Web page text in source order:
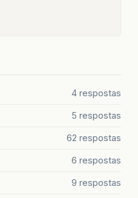
4 respostas
5 respostas
62 respostas
6 respostas
9 respostas